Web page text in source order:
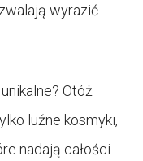
wyrazić
Otóż
luźne kosmyki,
nadają całości